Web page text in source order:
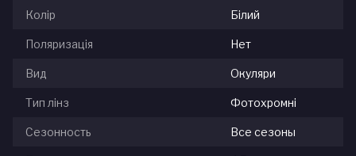
Колір
Білий
Поляризація Нет
Вид Окуляри
Тип лінз Фотохромні
Сезонность Все сезоны